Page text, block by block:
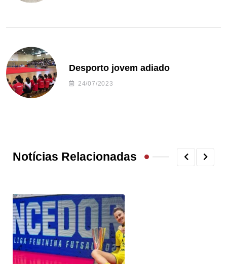
Desporto jovem adiado
24/07/2023
Notícias Relacionadas